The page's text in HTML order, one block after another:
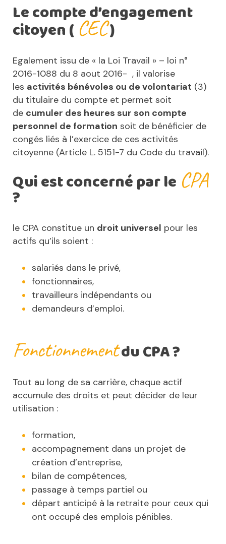
Le compte d’engagement
citoyen ( CEC)
Egalement issu de « la Loi Travail » – loi n°
2016-1088 du 8 aout 2016- , il valorise
les activités bénévoles ou de volontariat (3)
du titulaire du compte et permet soit
de cumuler des heures sur son compte
personnel de formation soit de bénéficier de
congés liés à l’exercice de ces activités
citoyenne (Article L. 5151-7 du Code du travail).
Qui est concerné par le CPA
?
le CPA constitue un droit universel pour les
actifs qu’ils soient :
salariés dans le privé,
fonctionnaires,
travailleurs indépendants ou
demandeurs d’emploi.
Fonctionnementdu CPA ?
Tout au long de sa carrière, chaque actif
accumule des droits et peut décider de leur
utilisation :
formation,
accompagnement dans un projet de
création d’entreprise,
bilan de compétences,
passage à temps partiel ou
départ anticipé à la retraite pour ceux qui
ont occupé des emplois pénibles.